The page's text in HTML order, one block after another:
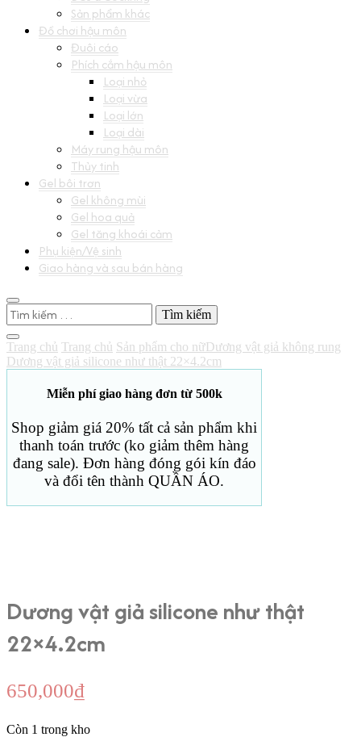
Sản phẩm khác
Đồ chơi hậu môn
Đuôi cáo
Phích cắm hậu môn
Loại nhỏ
Loại vừa
Loại lớn
Loại dài
Máy rung hậu môn
Thủy tinh
Gel bôi trơn
Gel không mùi
Gel hoa quả
Gel tăng khoái cảm
Phụ kiện/Vệ sinh
Giao hàng và sau bán hàng
Tìm
kiếm
cho:
Trang chủ Trang chủ Sản phẩm cho nữDương vật giả không rung
Dương vật giả silicone như thật 22×4.2cm
Miễn phí giao hàng đơn từ 500k
Shop giảm giá 20% tất cả sản phẩm khi
thanh toán trước (ko giảm thêm hàng
đang sale). Đơn hàng đóng gói kín đáo
và đổi tên thành QUẦN ÁO.
Dương vật giả silicone như thật
22×4.2cm
650,000₫
Còn 1 trong kho